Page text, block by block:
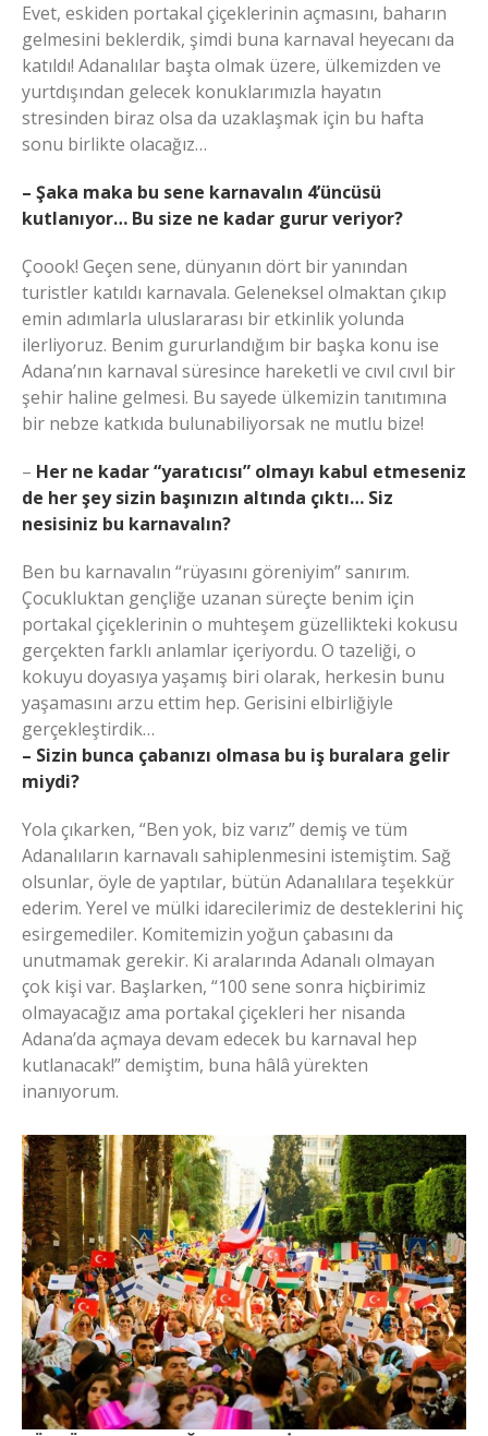
Evet, eskiden portakal çiçeklerinin açmasını, baharın
gelmesini beklerdik, şimdi buna karnaval heyecanı da
katıldı! Adanalılar başta olmak üzere, ülkemizden ve
yurtdışından gelecek konuklarımızla hayatın
stresinden biraz olsa da uzaklaşmak için bu hafta
sonu birlikte olacağız…
– Şaka maka bu sene karnavalın 4’üncüsü
kutlanıyor… Bu size ne kadar gurur veriyor?
Çoook! Geçen sene, dünyanın dört bir yanından
turistler katıldı karnavala. Geleneksel olmaktan çıkıp
emin adımlarla uluslararası bir etkinlik yolunda
ilerliyoruz. Benim gururlandığım bir başka konu ise
Adana’nın karnaval süresince hareketli ve cıvıl cıvıl bir
şehir haline gelmesi. Bu sayede ülkemizin tanıtımına
bir nebze katkıda bulunabiliyorsak ne mutlu bize!
– Her ne kadar “yaratıcısı” olmayı kabul etmeseniz
de her şey sizin başınızın altında çıktı… Siz
nesisiniz bu karnavalın?
Ben bu karnavalın “rüyasını göreniyim” sanırım.
Çocukluktan gençliğe uzanan süreçte benim için
portakal çiçeklerinin o muhteşem güzellikteki kokusu
gerçekten farklı anlamlar içeriyordu. O tazeliği, o
kokuyu doyasıya yaşamış biri olarak, herkesin bunu
yaşamasını arzu ettim hep. Gerisini elbirliğiyle
gerçekleştirdik…
– Sizin bunca çabanızı olmasa bu iş buralara gelir
miydi?
Yola çıkarken, “Ben yok, biz varız” demiş ve tüm
Adanalıların karnavalı sahiplenmesini istemiştim. Sağ
olsunlar, öyle de yaptılar, bütün Adanalılara teşekkür
ederim. Yerel ve mülki idarecilerimiz de desteklerini hiç
esirgemediler. Komitemizin yoğun çabasını da
unutmamak gerekir. Ki aralarında Adanalı olmayan
çok kişi var. Başlarken, “100 sene sonra hiçbirimiz
olmayacağız ama portakal çiçekleri her nisanda
Adana’da açmaya devam edecek bu karnaval hep
kutlanacak!” demiştim, buna hâlâ yürekten
inanıyorum.